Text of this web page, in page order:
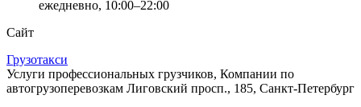
ежедневно, 10:00–22:00
Сайт
Грузотакси
Услуги профессиональных грузчиков, Компании по
автогрузоперевозкам Лиговский просп., 185, Санкт-Петербург